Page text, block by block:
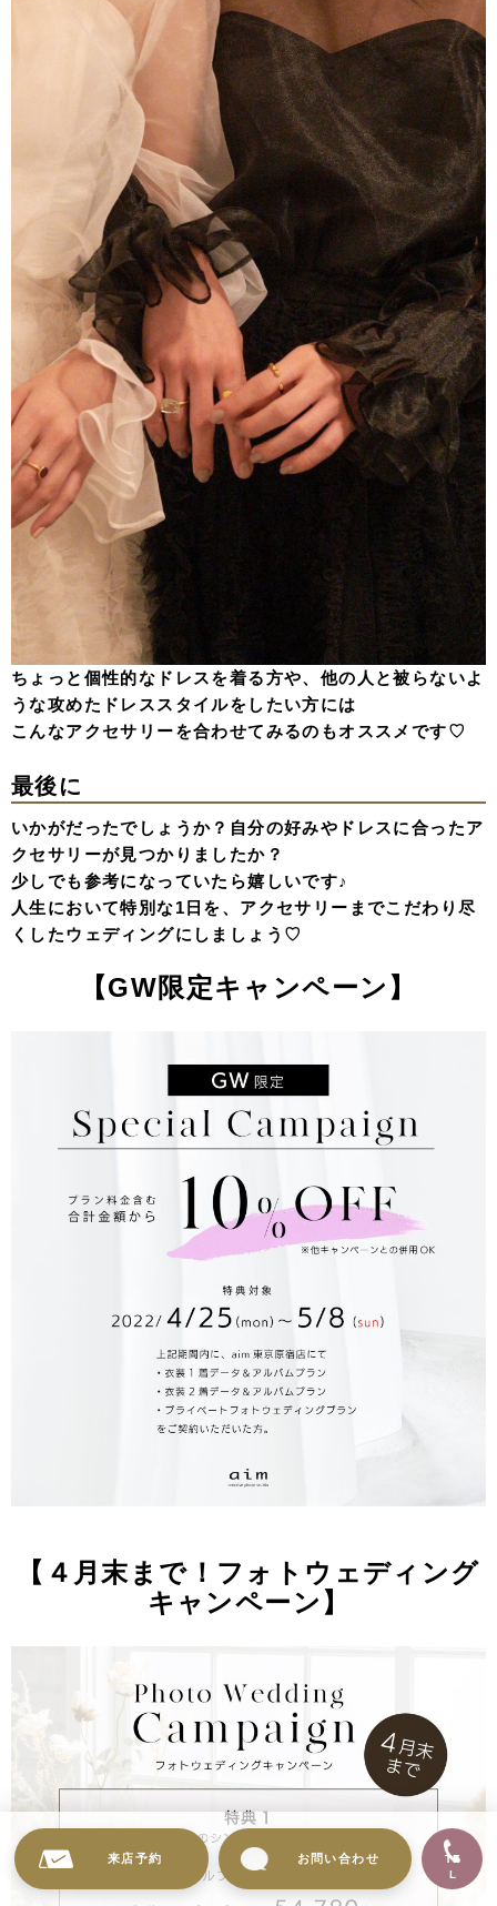
ちょっと個性的なドレスを着る方や、他の人と被らないよ
うな攻めたドレススタイルをしたい方には
こんなアクセサリーを合わせてみるのもオススメです♡
最後に
いかがだったでしょうか？自分の好みやドレスに合ったア
クセサリーが見つかりましたか？
少しでも参考になっていたら嬉しいです♪
人生において特別な1日を、アクセサリーまでこだわり尽
くしたウェディングにしましょう♡
【GW限定キャンペーン】
【４月末まで！フォトウェディング
キャンペーン】
来店予約 お問い合わせ
TE
L